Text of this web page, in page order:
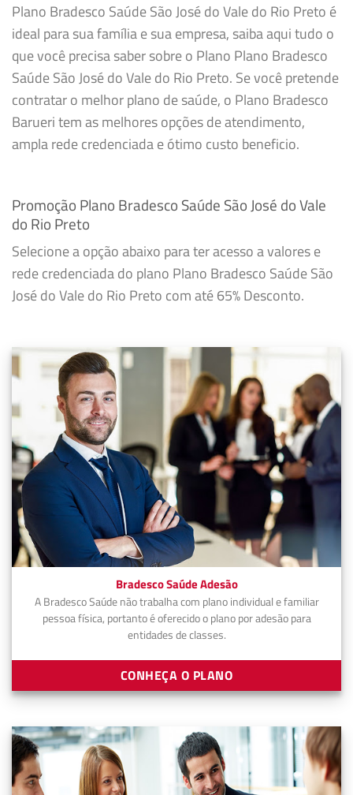
Plano Bradesco Saúde São José do Vale do Rio Preto é
ideal para sua família e sua empresa, saiba aqui tudo o
que você precisa saber sobre o Plano Plano Bradesco
Saúde São José do Vale do Rio Preto. Se você pretende
contratar o melhor plano de saúde, o Plano Bradesco
Barueri tem as melhores opções de atendimento,
ampla rede credenciada e ótimo custo beneficio.
Promoção Plano Bradesco Saúde São José do Vale
do Rio Preto
Selecione a opção abaixo para ter acesso a valores e
rede credenciada do plano Plano Bradesco Saúde São
José do Vale do Rio Preto com até 65% Desconto.
Bradesco Saúde Adesão
A Bradesco Saúde não trabalha com plano individual e familiar
pessoa física, portanto é oferecido o plano por adesão para
entidades de classes.
CONHEÇA O PLANO